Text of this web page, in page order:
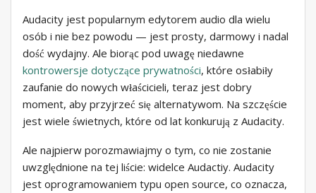
Audacity jest popularnym edytorem audio dla wielu
osób i nie bez powodu — jest prosty, darmowy i nadal
dość wydajny. Ale biorąc pod uwagę niedawne
kontrowersje dotyczące prywatności, które osłabiły
zaufanie do nowych właścicieli, teraz jest dobry
moment, aby przyjrzeć się alternatywom. Na szczęście
jest wiele świetnych, które od lat konkurują z Audacity.
Ale najpierw porozmawiajmy o tym, co nie zostanie
uwzględnione na tej liście: widelce Audactiy. Audacity
jest oprogramowaniem typu open source, co oznacza,